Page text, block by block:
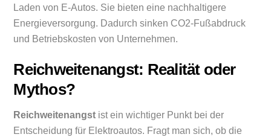
Laden von E-Autos. Sie bieten eine nachhaltigere
Energieversorgung. Dadurch sinken CO2-Fußabdruck
und Betriebskosten von Unternehmen.
Reichweitenangst: Realität oder
Mythos?
Reichweitenangst ist ein wichtiger Punkt bei der
Entscheidung für Elektroautos. Fragt man sich, ob die